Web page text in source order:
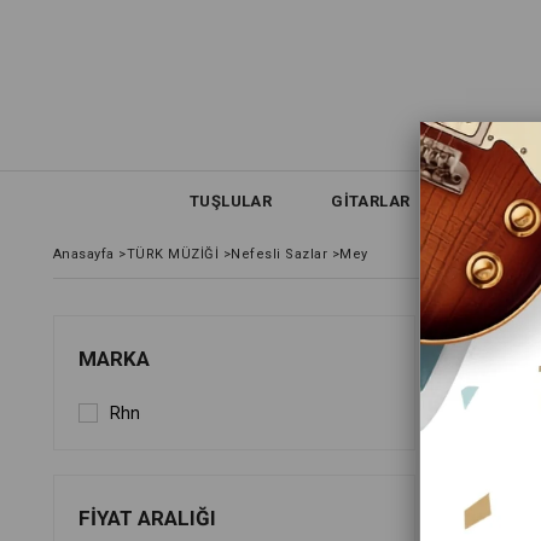
TUŞLULAR GİTARLAR
Anasayfa >TÜRK MÜZİĞİ >Nefesli Sazlar >Mey
MARKA
Rhn
FIYAT ARALIĞI
MEY